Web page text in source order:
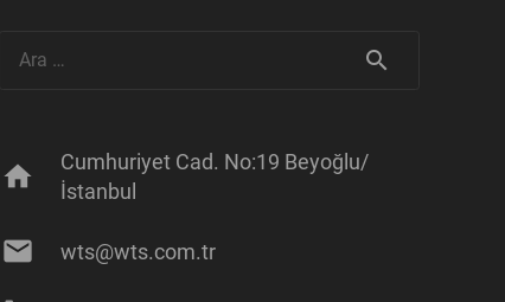
home
Cumhuriyet Cad. No:19 Beyoğlu/
İstanbul
mail wts@wts.com.tr